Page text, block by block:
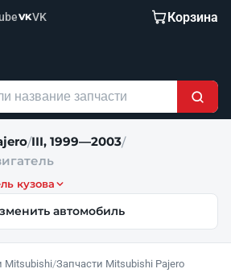
VKVK Корзина
/III, 1999—2003/
кузова
автомобиль
Mitsubishi/Запчасти Mitsubishi Pajero